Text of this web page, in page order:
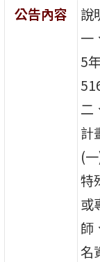
公告內容
說
一
5
二
計
(
特
或
師
名